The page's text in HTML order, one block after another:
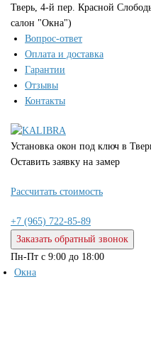
Тверь, 4-й пер. Красной
салон "Окна")
Вопрос-ответ
Оплата и доставка
Гарантии
Отзывы
Контакты
Установка окон под ключ в
Оставить заявку на замер
Расcчитать стоимость
+7 (965) 722-85-89
Заказать обратный звонок
Пн-Пт с 9:00 до 18:00
Окна